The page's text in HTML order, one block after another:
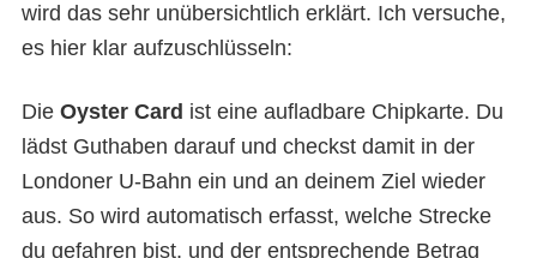
wird das sehr unübersichtlich erklärt. Ich versuche,
es hier klar aufzuschlüsseln:
Die Oyster Card ist eine aufladbare Chipkarte. Du
lädst Guthaben darauf und checkst damit in der
Londoner U-Bahn ein und an deinem Ziel wieder
aus. So wird automatisch erfasst, welche Strecke
du gefahren bist, und der entsprechende Betrag